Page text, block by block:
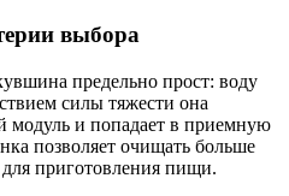
выбора
предельно прост: воду
силы тяжести она
модуль и попадает в приемную
позволяет очищать больше
приготовления пищи.